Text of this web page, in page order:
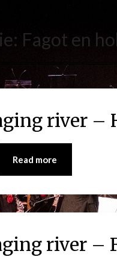
Fagot en
river –
Read more
river –